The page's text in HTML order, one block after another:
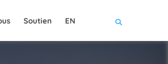
Soutien EN